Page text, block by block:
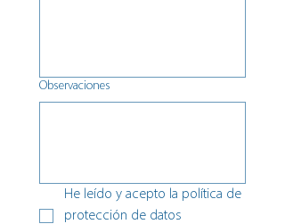
Observaciones
He leído y acepto la política de
protección de datos